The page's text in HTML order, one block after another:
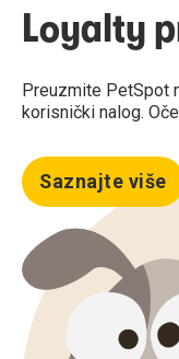
Loyalty
Preuzmite PetSpot
korisnički nalog.
Saznajte više